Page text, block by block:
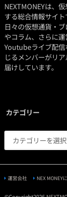
NEXTMONEYは、
する総合情報サイト
日々の仮想通貨・
やコラム、さらに
Youtubeライブ配信
じるメンバーがリ
届けしています。
カテゴリー
運営会社 NEX MONEY